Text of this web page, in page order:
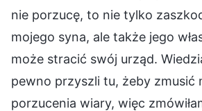
nie porzucę, to nie tylko
mojego syna, ale także jego
może stracić swój urząd.
pewno przyszli tu, żeby zmusić
porzucenia wiary, więc